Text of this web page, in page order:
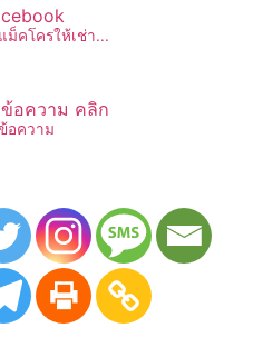
ม็คโครให้เช่า...
ข้อความ คลิก
อความ